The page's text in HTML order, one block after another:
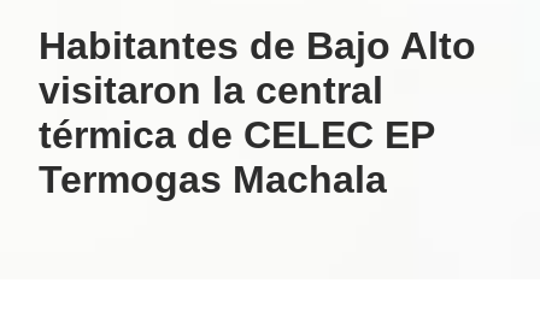
Habitantes de Bajo Alto
visitaron la central
térmica de CELEC EP
Termogas Machala